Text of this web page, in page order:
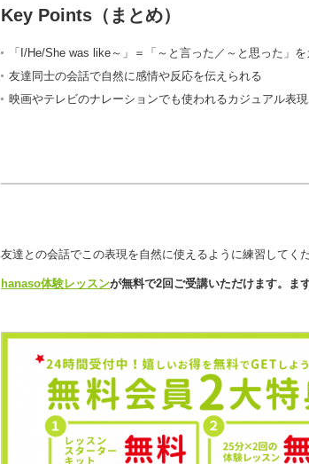
Key Points（まとめ）
「I/He/She was like～」＝「～と言った／～と思った」
友達同士の会話で自然に感情や反応を伝えられる
映画やテレビのナレーションでも使われるカジュアル表現
友達との会話でこの表現を自然に使えるように練習してくだ
hanaso体験レッスンが無料で2回ご受講いただけます。ま